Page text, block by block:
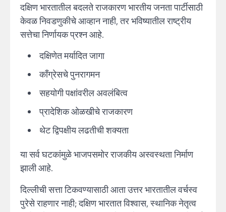
दक्षिण भारतातील बदलते राजकारण भारतीय जनता पार्टीसाठी
केवळ निवडणुकीचे आव्हान नाही, तर भविष्यातील राष्ट्रीय
सत्तेचा निर्णायक प्रश्न आहे.
दक्षिणेत मर्यादित जागा
काँग्रेसचे पुनरागमन
सहयोगी पक्षांवरील अवलंबित्व
प्रादेशिक ओळखीचे राजकारण
थेट द्विपक्षीय लढतीची शक्यता
या सर्व घटकांमुळे भाजपसमोर राजकीय अस्वस्थता निर्माण
झाली आहे.
दिल्लीची सत्ता टिकवण्यासाठी आता उत्तर भारतातील वर्चस्व
पुरेसे राहणार नाही; दक्षिण भारतात विश्वास, स्थानिक नेतृत्व